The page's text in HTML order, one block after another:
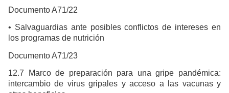
Documento A71/22
• Salvaguardias ante posibles conflictos de intereses en
los programas de nutrición
Documento A71/23
12.7 Marco de preparación para una gripe pandémica:
intercambio de virus gripales y acceso a las vacunas y